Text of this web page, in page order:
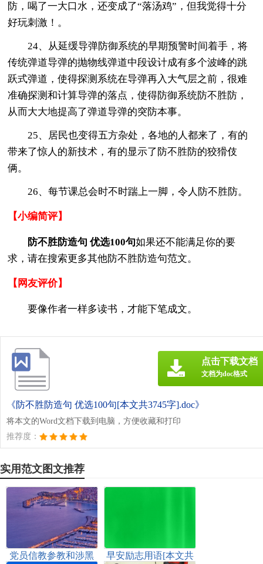
防，喝了一大口水，还变成了“落汤鸡”，但我觉得十分
好玩刺激！。
24、从延缓导弹防御系统的早期预警时间着手，将
传统弹道导弹的抛物线弹道中段设计成有多个波峰的跳
跃式弹道，使得探测系统在导弹再入大气层之前，很难
准确探测和计算导弹的落点，使得防御系统防不胜防，
从而大大地提高了弹道导弹的突防本事。
25、居民也变得五方杂处，各地的人都来了，有的
带来了惊人的新技术，有的显示了防不胜防的狡猾伎
俩。
26、每节课总会时不时踹上一脚，令人防不胜防。
【小编简评】
防不胜防造句 优选100句如果还不能满足你的要
求，请在搜索更多其他防不胜防造句范文。
【网友评价】
要像作者一样多读书，才能下笔成文。
《防不胜防造句 优选100句[本文共3745字].doc》
将本文的Word文档下载到电脑，方便收藏和打印
推荐度：
点击下载文档
文档为doc格式
实用范文图文推荐
党员信教参教和涉黑 早安励志用语[本文共